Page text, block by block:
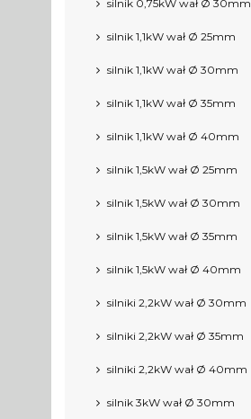
silnik 0,75kW wał Ø 30mm
silnik 1,1kW wał Ø 25mm
silnik 1,1kW wał Ø 30mm
silnik 1,1kW wał Ø 35mm
silnik 1,1kW wał Ø 40mm
silnik 1,5kW wał Ø 25mm
silnik 1,5kW wał Ø 30mm
silnik 1,5kW wał Ø 35mm
silnik 1,5kW wał Ø 40mm
silniki 2,2kW wał Ø 30mm
silniki 2,2kW wał Ø 35mm
silniki 2,2kW wał Ø 40mm
silnik 3kW wał Ø 30mm